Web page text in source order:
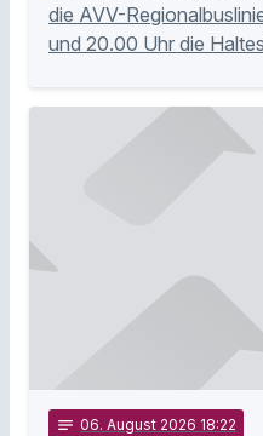
die AVV-
und 20.00 Uhr die
notes 06. August 2026 18:22